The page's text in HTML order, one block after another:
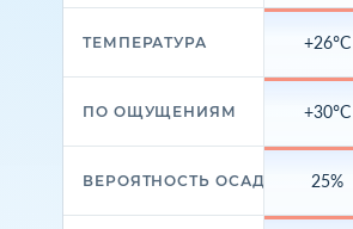
ТЕМПЕРАТУРА
ПО ОЩУЩЕНИЯМ
ВЕРОЯТНОСТЬ ОСАДКОВ
+26°C
+30°C
25%